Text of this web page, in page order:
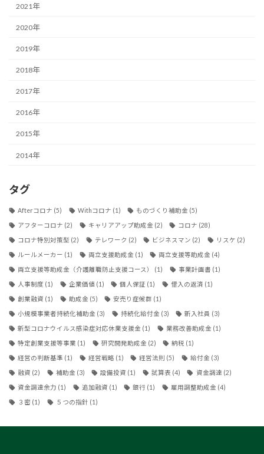
2021年
2020年
2019年
2018年
2017年
2016年
2015年
2014年
タグ
Afterコロナ (5) Withコロナ (1) ものづくり補助金 (5)
アフターコロナ (2) キャリアアップ助成金 (2) コロナ (28)
コロナ特別対策型 (2) テレワーク (2) ビジネスマン (2) リスケ (2)
ルールメーカー (1) 両立支援助成金 (1) 両立支援等助成金 (4)
両立支援等助成金（介護離職防止支援コース） (1) 事業計画書 (1)
人事制度 (1) 企業価値(1) 個人保証 (1) 借入の返済 (1)
創業融資 (1) 助成金 (5) 安売り症候群 (1)
小規模事業者持続化補助金 (3) 持続化給付金 (3) 新入社員 (3)
新型コロナウイルス感染症対応休業支援金 (1) 業務改善助成金 (1)
特定創業支援等事業 (1) 研究開発助成金 (2) 納税 (1)
経営の判断基準 (1) 経営戦略 (1) 経営法則 (5) 給付金 (3)
融資 (2) 補助金 (3) 設備投資 (1) 試算表 (4) 資金調達 (2)
資金調達余力 (1) 追加融資 (1) 銀行 (1) 雇用調整助成金 (4)
３密 (1) ５つの指針 (1)